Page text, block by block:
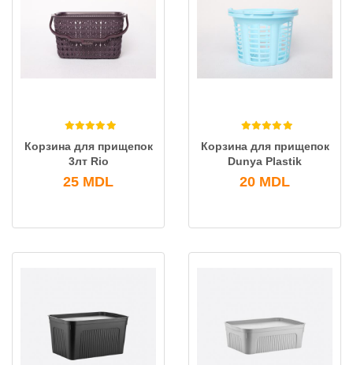
Корзина для прищепок
3лт Rio
25 MDL
Корзина для прищепок
Dunya Plastik
20 MDL